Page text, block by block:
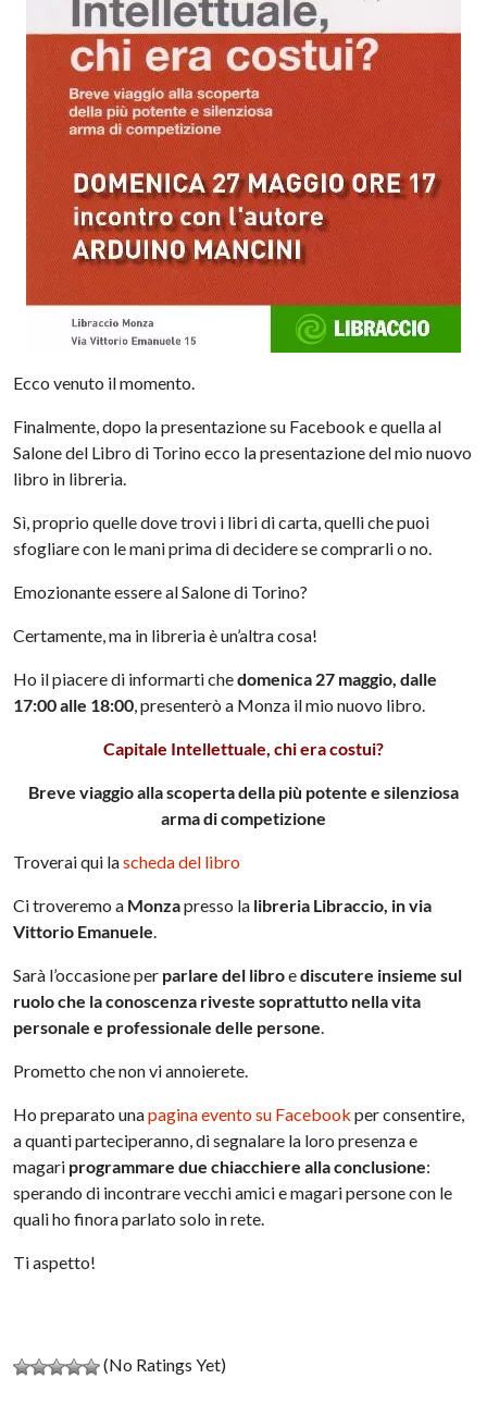
Ecco venuto il momento.
Finalmente, dopo la presentazione su Facebook e quella al
Salone del Libro di Torino ecco la presentazione del mio nuovo
libro in libreria.
Sì, proprio quelle dove trovi i libri di carta, quelli che puoi
sfogliare con le mani prima di decidere se comprarli o no.
Emozionante essere al Salone di Torino?
Certamente, ma in libreria è un’altra cosa!
Ho il piacere di informarti chedomenica 27 maggio, dalle
17:00 alle 18:00, presenterò a Monza il mio nuovo libro.
Capitale Intellettuale, chi era costui?
Breve viaggio alla scoperta della più potente e silenziosa
arma di competizione
Troverai qui lascheda del libro
Ci troveremo a Monzapresso la libreria Libraccio, in via
Vittorio Emanuele.
Sarà l’occasione per parlare del libroediscutere insieme sul
ruolo che la conoscenza riveste soprattutto nella vita
personale e professionale delle persone.
Prometto che non vi annoierete.
Ho preparato unapagina evento su Facebook per consentire,
a quanti parteciperanno, di segnalare la loro presenza e
magari programmare due chiacchiere alla conclusione:
sperando di incontrare vecchi amici e magari persone con le
quali ho finora parlato solo in rete.
Ti aspetto!
(No Ratings Yet)